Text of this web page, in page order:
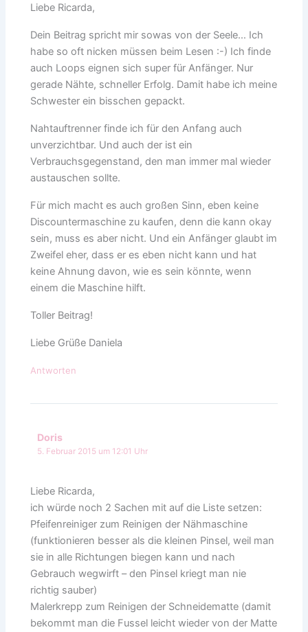
Liebe Ricarda,
Dein Beitrag spricht mir sowas von der Seele… Ich
habe so oft nicken müssen beim Lesen :-) Ich finde
auch Loops eignen sich super für Anfänger. Nur
gerade Nähte, schneller Erfolg. Damit habe ich meine
Schwester ein bisschen gepackt.
Nahtauftrenner finde ich für den Anfang auch
unverzichtbar. Und auch der ist ein
Verbrauchsgegenstand, den man immer mal wieder
austauschen sollte.
Für mich macht es auch großen Sinn, eben keine
Discountermaschine zu kaufen, denn die kann okay
sein, muss es aber nicht. Und ein Anfänger glaubt im
Zweifel eher, dass er es eben nicht kann und hat
keine Ahnung davon, wie es sein könnte, wenn
einem die Maschine hilft.
Toller Beitrag!
Liebe Grüße Daniela
Antworten
Doris
5. Februar 2015 um 12:01 Uhr
Liebe Ricarda,
ich würde noch 2 Sachen mit auf die Liste setzen:
Pfeifenreiniger zum Reinigen der Nähmaschine
(funktionieren besser als die kleinen Pinsel, weil man
sie in alle Richtungen biegen kann und nach
Gebrauch wegwirft – den Pinsel kriegt man nie
richtig sauber)
Malerkrepp zum Reinigen der Schneidematte (damit
bekommt man die Fussel leicht wieder von der Matte